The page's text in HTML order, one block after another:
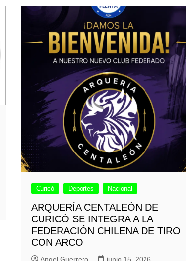
Curicó Deportes Nacional
ARQUERÍA CENTALEÓN DE
CURICÓ SE INTEGRA A LA
FEDERACIÓN CHILENA DE TIRO
CON ARCO
Angel Guerrero junio 15, 2026